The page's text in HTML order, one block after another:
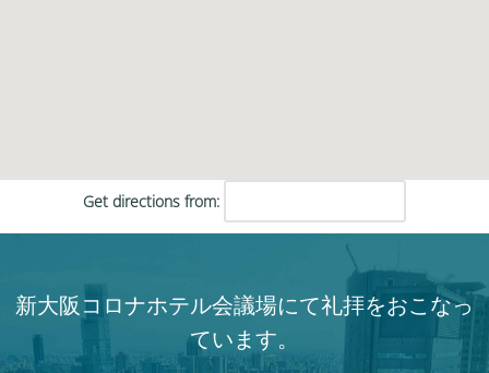
Get directions from:
新大阪コロナホテル会議場にて礼拝をおこなっ
ています。